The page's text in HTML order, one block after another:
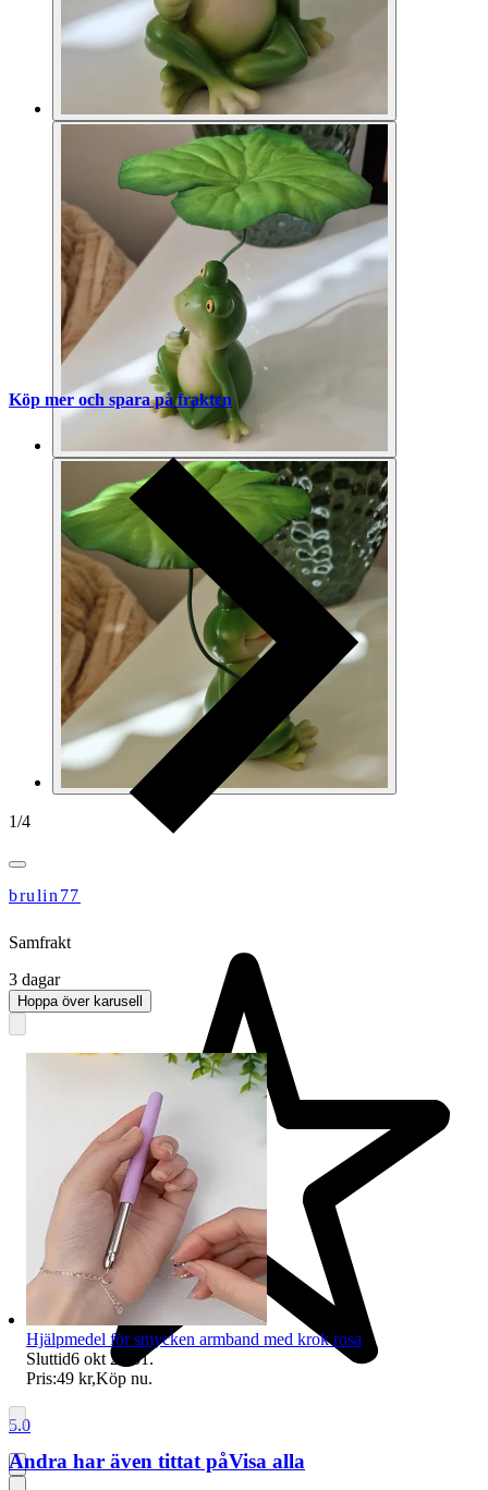
1/4
brulin77
5.0
Köp mer och spara på frakten
Samfrakt
3 dagar
Hoppa över karusell
Hjälpmedel för smycken armband med krok rosa
Sluttid6 okt 20:51.
Pris:49 kr,Köp nu.
Andra har även tittat påVisa alla